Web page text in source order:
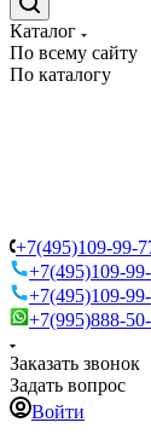
Каталог
По всему сайту
По каталогу
+7(495)109-99-
+7(495)109-
+7(495)109-
+7(995)888-
Заказать звонок
Задать вопрос
Войти